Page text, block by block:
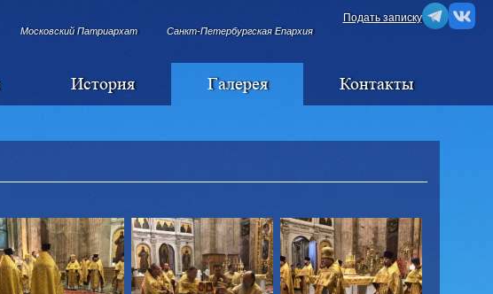
Московский Патриархат Санкт-Петербургская Епархия
Подать записку
История Галерея Контакты